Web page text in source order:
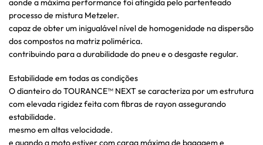
aonde a máxima performance foi atingida pelo partenteado
processo de mistura Metzeler.
capaz de obter um inigualável nível de homogenidade na dispersão
dos compostos na matriz polimérica.
contribuindo para a durabilidade do pneu e o desgaste regular.
Estabilidade em todas as condições
O dianteiro do TOURANCE™ NEXT se caracteriza por um estrutura
com elevada rigidez feita com fibras de rayon assegurando
estabilidade.
mesmo em altas velocidade.
e quando a moto estiver com carga máxima de bagagem e